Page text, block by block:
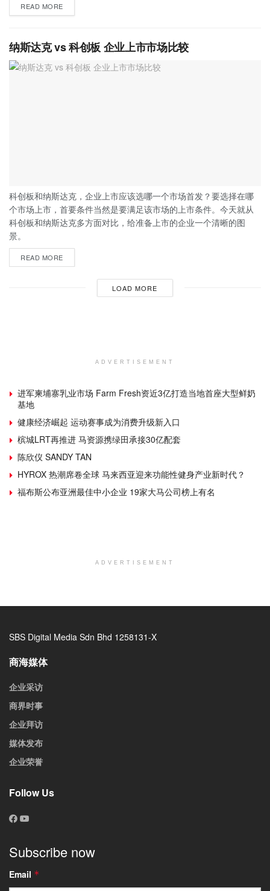
READ MORE
纳斯达克 vs 科创板 企业上市市场比较
科创板和纳斯达克，企业上市应该选哪一个市场首发？要选择在哪
个市场上市，首要条件当然是要满足该市场的上市条件。今天就从
科创板和纳斯达克多方面对比，给准备上市的企业一个清晰的图
景。
READ MORE
LOAD MORE
ADVERTISEMENT
进军柬埔寨乳业市场 Farm Fresh资近3亿打造当地首座大型鲜奶
基地
健康经济崛起 运动赛事成为消费升级新入口
槟城LRT再推进 马资源携绿田承接30亿配套
陈欣仪 SANDY TAN
HYROX 热潮席卷全球 马来西亚迎来功能性健身产业新时代？
福布斯公布亚洲最佳中小企业 19家大马公司榜上有名
ADVERTISEMENT
SBS Digital Media Sdn Bhd 1258131-X
商海媒体
企业采访
商界时事
企业拜访
媒体发布
企业荣誉
Follow Us
Subscribe now
Email *